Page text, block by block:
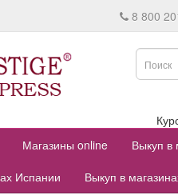
8 800
Магазины online Выкуп в
Испании
Выкуп в